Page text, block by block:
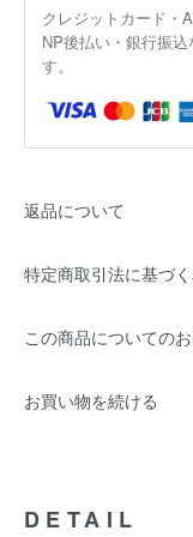
クレジットカード・
NP後払い・銀行振
す。
返品について
特定商取引法に基づ
この商品についての
お買い物を続ける
DETAIL